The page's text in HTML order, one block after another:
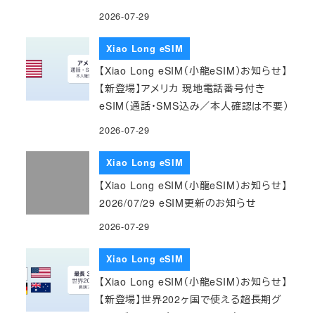
2026-07-29
Xiao Long eSIM
【Xiao Long eSIM（小龍eSIM）お知らせ】
【新登場】アメリカ 現地電話番号付き
eSIM（通話・SMS込み／本人確認は不要）
2026-07-29
Xiao Long eSIM
【Xiao Long eSIM（小龍eSIM）お知らせ】
2026/07/29 eSIM更新のお知らせ
2026-07-29
Xiao Long eSIM
【Xiao Long eSIM（小龍eSIM）お知らせ】
【新登場】世界202ヶ国で使える超長期グ